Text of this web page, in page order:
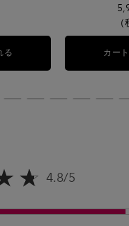
る ラプソリュ ルージュ ラ バ
カー
4.8/5